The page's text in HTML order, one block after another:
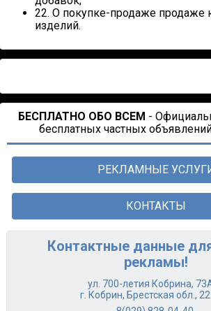
22. О покупке-продаже
изделий.
БЕСПЛАТНО ОБО ВСЕМ -
бесплатных частных
РЕКЛАМНЫЕ
КОНТАКТЫ
Контактные данные
рекламы!
ул. 700-летия Кобрина,
г. Кобрин, Брестская обл.,